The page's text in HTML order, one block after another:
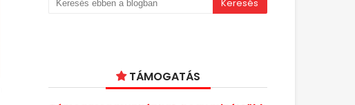
TÁMOGATÁS